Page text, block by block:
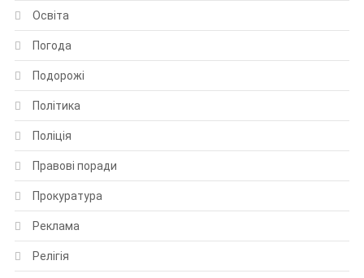
Освіта
Погода
Подорожі
Політика
Поліція
Правові поради
Прокуратура
Реклама
Релігія